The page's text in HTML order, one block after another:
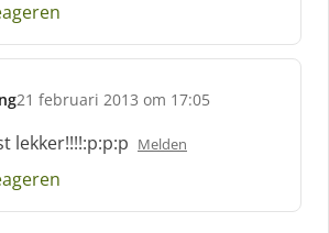
21 februari 2013 om 17:05
lekker!!!!:p:p:p Melden